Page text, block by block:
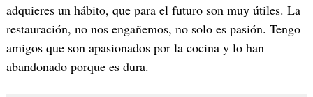
adquieres un hábito, que para el futuro son muy útiles. La
restauración, no nos engañemos, no solo es pasión. Tengo
amigos que son apasionados por la cocina y lo han
abandonado porque es dura.